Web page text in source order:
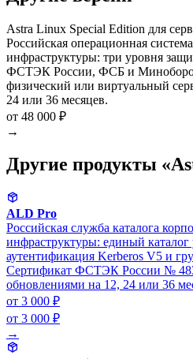
Astra Linux Special Edition для
Российская операционная
инфраструктуры: три уровня
ФСТЭК России, ФСБ и
физический или виртуальный
24 или 36 месяцев.
от 48 000 ₽
→
Другие продукты
ALD Pro
Российская служба каталога
инфраструктуры: единый каталог
аутентификация Kerberos V5 и
Сертификат ФСТЭК России №
обновлениями на 12, 24 или 36
от 3 000 ₽
от 3 000 ₽
→